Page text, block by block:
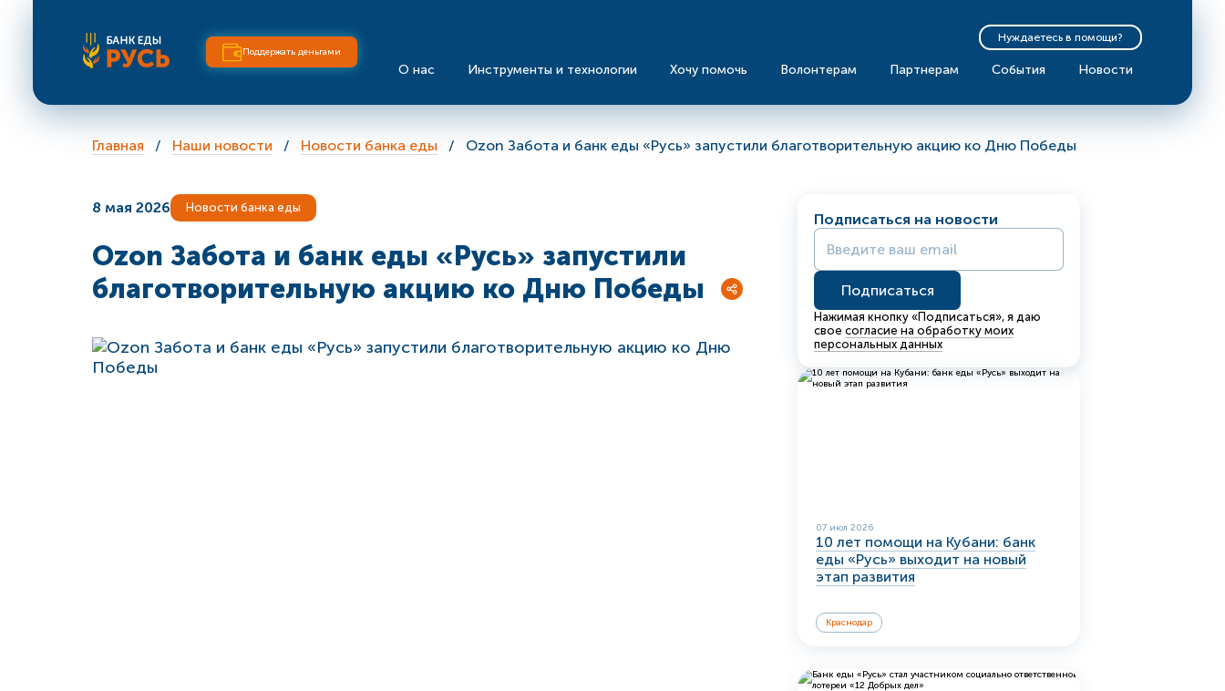
Поддержать деньгами
Нуждаетесь в помощи?
О нас Инструменты и технологии Хочу помочь Волонтерам Партнерам События Новости
Главная Наши новости Новости банка еды Ozon Забота и банк еды «Русь» запустили благотворительную акцию ко Дню Победы
8 мая 2026 Новости банка еды
Ozon Забота и банк еды «Русь» запустили
благотворительную акцию ко Дню Победы
Подписаться на новости
Нажимая кнопку «Подписаться», я даю
свое согласие на обработку моих
персональных данных
07 июл 2026
10 лет помощи на Кубани: банк
еды «Русь» выходит на новый
этап развития
Краснодар